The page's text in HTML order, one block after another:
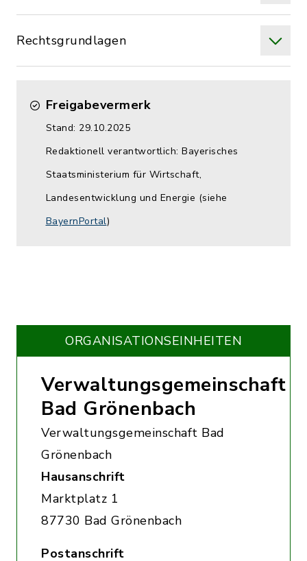
Rechtsgrundlagen
Freigabevermerk
Stand: 29.10.2025
Redaktionell verantwortlich: Bayerisches
Staatsministerium für Wirtschaft,
Landesentwicklung und Energie (siehe
BayernPortal)
ORGANISATIONS­EINHEITEN
Verwaltungsgemeinschaft
Bad Grönenbach
Verwaltungsgemeinschaft Bad
Grönenbach
Hausanschrift
Marktplatz 1
87730 Bad Grönenbach
Postanschrift